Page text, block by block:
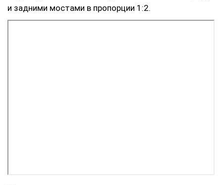
и задними мостами в пропорции 1:2.